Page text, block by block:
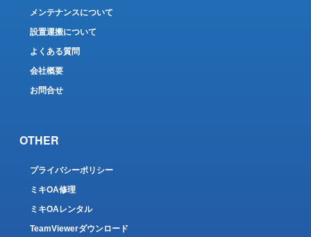
メンテナンスについて
設置運搬について
よくある質問
会社概要
お問合せ
OTHER
プライバシーポリシー
ミキOA修理
ミキOAレンタル
TeamViewerダウンロード